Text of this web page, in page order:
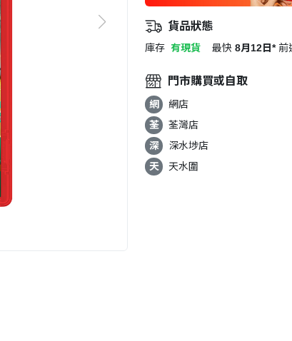
貨品狀態
庫存 有現貨 最快 8月12日* 前
門市購買或自取
網 網店
荃
荃灣店
深
深水埗店
天
天水圍